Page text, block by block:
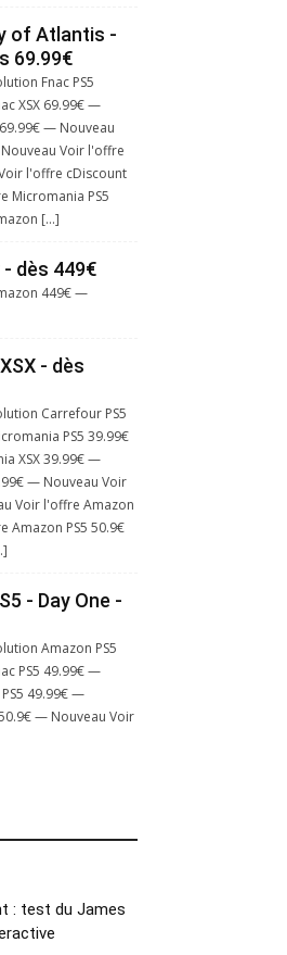
of Atlantis -
69.99€
Fnac PS5
XSX 69.99€ —
— Nouveau
Voir l'offre
l'offre cDiscount
Micromania PS5
[…]
- dès 449€
449€ —
- dès
Carrefour PS5
PS5 39.99€
XSX 39.99€ —
— Nouveau Voir
Voir l'offre Amazon
Amazon PS5 50.9€
- Day One -
Amazon PS5
PS5 49.99€ —
49.99€ —
— Nouveau Voir
: test du James